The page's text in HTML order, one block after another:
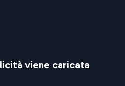
viene caricata